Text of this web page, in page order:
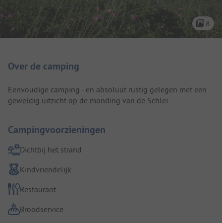
8
Over de camping
Eenvoudige camping - en absoluut rustig gelegen met een
geweldig uitzicht op de monding van de Schlei.
Campingvoorzieningen
Dichtbij het strand
Kindvriendelijk
Restaurant
Broodservice